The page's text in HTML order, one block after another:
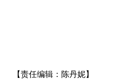
【责任编辑：陈丹妮】